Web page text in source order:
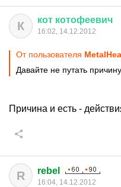
К кот котофеевич
16:02, 14.12.2012
От пользователя
Давайте не путать
Причина и есть -
R rebel
16:04, 14.12.2012